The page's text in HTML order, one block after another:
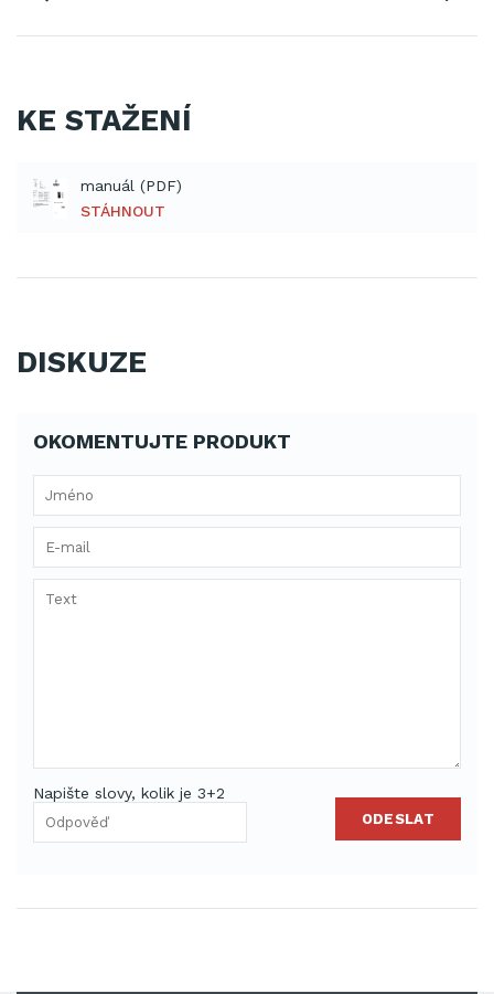
KE STAŽENÍ
manuál (PDF)
STÁHNOUT
DISKUZE
OKOMENTUJTE PRODUKT
Napište slovy, kolik je 3+2
ODESLAT